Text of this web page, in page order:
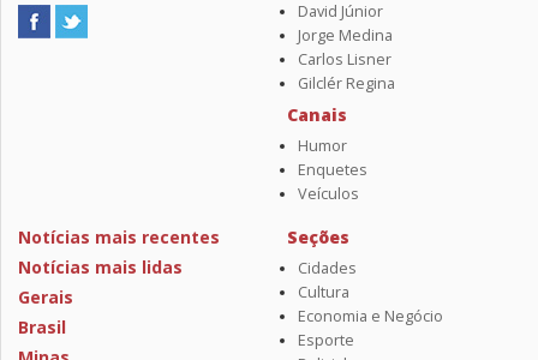
David Júnior
Jorge Medina
Carlos Lisner
Gilclér Regina
Canais
Humor
Enquetes
Veículos
Notícias mais recentes
Notícias mais lidas
Gerais
Brasil
Seções
Cidades
Cultura
Economia e Negócio
Esporte